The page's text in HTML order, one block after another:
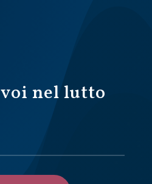
nel lutto